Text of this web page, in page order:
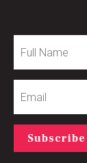
Name
Subscribe